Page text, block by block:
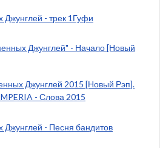
Джунглей - трек 1Гуфи
Джунглей" - Начало [Новый
Джунглей 2015 [Новый Рэп].
- Слова 2015
Джунглей - Песня бандитов